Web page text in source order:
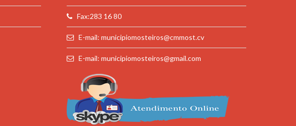
Fax:283 16 80
E-mail: municipiomosteiros@cmmost.cv
E-mail: municipiomosteiros@gmail.com